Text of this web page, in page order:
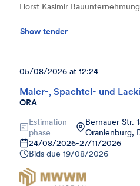
Horst Kasimir
Show tender
Maler-, Spachtel- und
ORA
05/08/2026 at 12:24
Estimation
phase
Bernauer Str.
Oranienburg,
24/08/2026-27/11/2026
Bids due 19/08/2026